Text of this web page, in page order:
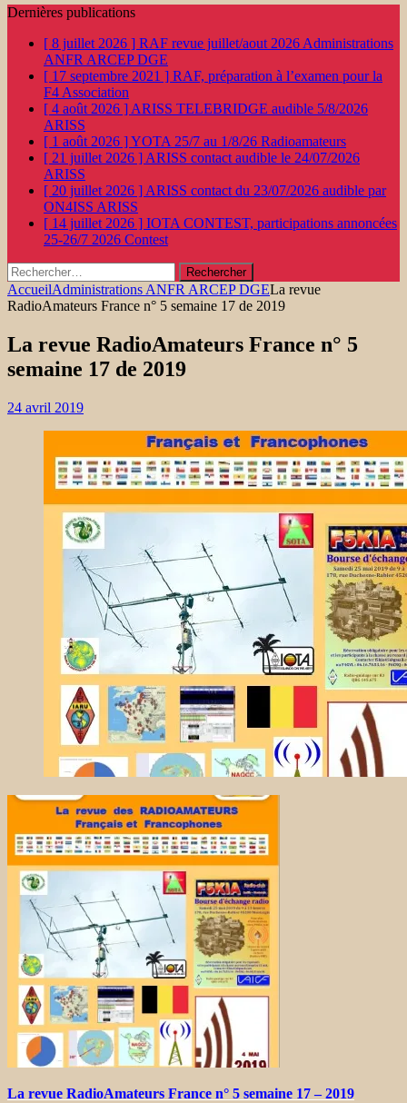
Dernières publications
[ 8 juillet 2026 ] RAF revue juillet/aout 2026 Administrations
ANFR ARCEP DGE
[ 17 septembre 2021 ] RAF, préparation à l’examen pour la
F4 Association
[ 4 août 2026 ] ARISS TELEBRIDGE audible 5/8/2026
ARISS
[ 1 août 2026 ]YOTA 25/7 au 1/8/26 Radioamateurs
[ 21 juillet 2026 ] ARISS contact audible le 24/07/2026
ARISS
[ 20 juillet 2026 ] ARISS contact du 23/07/2026 audible par
ON4ISS ARISS
[ 14 juillet 2026 ] IOTA CONTEST, participations annoncées
25-26/7 2026 Contest
Rechercher :
AccueilAdministrations ANFR ARCEP DGELa revue
RadioAmateurs France n° 5 semaine 17 de 2019
La revue RadioAmateurs France n° 5
semaine 17 de 2019
24 avril 2019
La revue RadioAmateurs France n° 5 semaine 17 – 2019